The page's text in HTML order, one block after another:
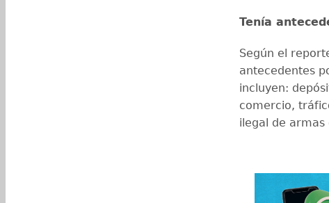
Tenía
Según el
antecedentes
incluyen:
comercio,
ilegal de armas